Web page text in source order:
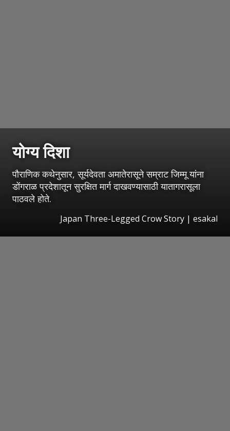
योग्य दिशा
पौराणिक कथेनुसार, सूर्यदेवता अमातेरासूने सम्राट जिम्मू यांना
डोंगराळ प्रदेशातून सुरक्षित मार्ग दाखवण्यासाठी यातागरासूला
पाठवले होते.
Japan Three-Legged Crow Story | esakal